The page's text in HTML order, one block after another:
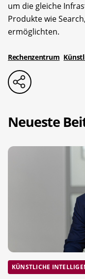
um die gleiche
Produkte wie
ermöglichten.
Rechenzentrum
Neueste
KÜNSTLICHE